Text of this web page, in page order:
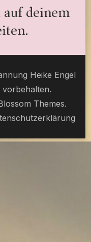
deinem
Heike Engel
vorbehalten.
Blossom Themes.